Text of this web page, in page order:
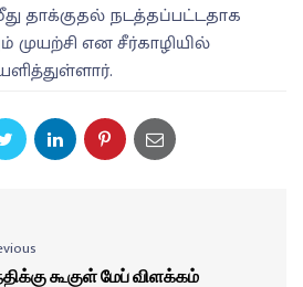
தாக்குதல் நடத்தப்பட்டதாக
முயற்சி என சீர்காழியில்
கூகுள் மேப் விளக்கம்